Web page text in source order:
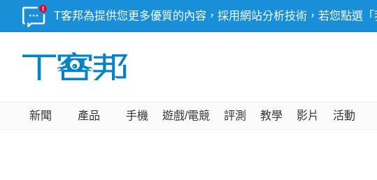
T客邦為提供您更多優質的內容，採用網站分析技術，若您點選
新聞 產品 手機 遊戲/電競 評測 教學 影片 活動